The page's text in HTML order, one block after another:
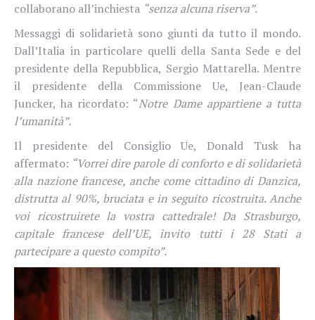
collaborano all’inchiesta “senza alcuna riserva”.
Messaggi di solidarietà sono giunti da tutto il mondo.
Dall’Italia in particolare quelli della Santa Sede e del
presidente della Repubblica, Sergio Mattarella. Mentre
il presidente della Commissione Ue, Jean-Claude
Juncker, ha ricordato: “Notre Dame appartiene a tutta
l’umanità”.
Il presidente del Consiglio Ue, Donald Tusk ha
affermato: “Vorrei dire parole di conforto e di solidarietà
alla nazione francese, anche come cittadino di Danzica,
distrutta al 90%, bruciata e in seguito ricostruita. Anche
voi ricostruirete la vostra cattedrale! Da Strasburgo,
capitale francese dell’UE, invito tutti i 28 Stati a
partecipare a questo compito”.